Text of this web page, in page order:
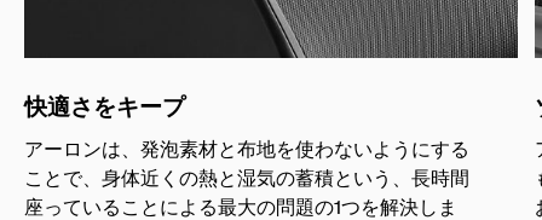
快適さをキープ
アーロンは、発泡素材と布地を使わないようにする
ことで、身体近くの熱と湿気の蓄積という、長時間
座っていることによる最大の問題の1つを解決しま